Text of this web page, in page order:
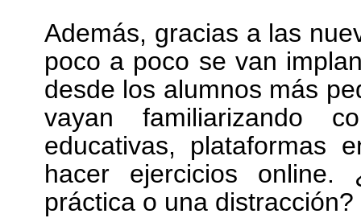
Además, gracias a las
poco a poco se van
desde los alumnos más
vayan familiarizando
educativas, plataformas
hacer ejercicios online.
práctica o una